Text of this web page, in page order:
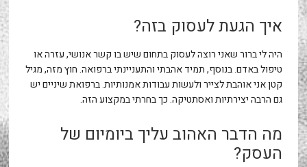
איך הגעת לעסוק בזה?
היה לי ברור שאני רוצה לעסוק בתחום שיש בו קשר אנושי, עזרה או
טיפול באדם. בנוסף, תמיד אהבתי והתעניינתי ברפואה. חוץ מזה, מגיל
קטן אני אוהבת לצייר ולעשות עבודות אמנותיות. ברפואת שיניים יש
גם הרבה יצירתיות ואסתטיקה. כך בחרתי במקצוע הזה.
מה הדבר האהוב עליך ביומיום של
העסק?